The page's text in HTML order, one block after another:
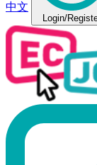
中文
Login/